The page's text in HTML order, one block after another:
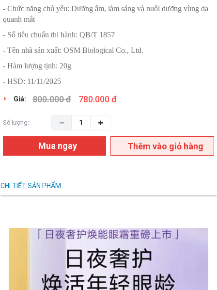
- Chức năng chủ yếu: Dưỡng ẩm, làm sáng và nuôi dưỡng vùng da
quanh mắt
- Số tiêu chuẩn thi hành: QB/T 1857
- Tên nhà sản xuất: OSM Biological Co., Ltd.
- Hàm lượng tịnh: 20g
- HSD: 11/11/2025
Giá: 800.000 đ 780.000 đ
Số lượng:
Mua ngay Thêm vào giỏ hàng
CHI TIẾT SẢN PHẨM